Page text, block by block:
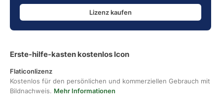
Lizenz kaufen
Erste-hilfe-kasten kostenlos Icon
Flaticonlizenz
Kostenlos für den persönlichen und kommerziellen Gebrauch mit
Bildnachweis. Mehr Informationen